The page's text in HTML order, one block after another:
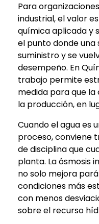
Para
industrial, el valor
química aplicada y
el punto donde una
suministro y se
desempeño. En
trabajo permite
medida para que
la producción, en
Cuando el agua es
proceso, conviene
de disciplina que
planta. La ósmosis
no solo mejora
condiciones más
con menos
sobre el recurso